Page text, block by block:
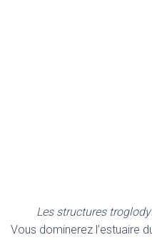
Les structures
Vous dominerez l’estuaire